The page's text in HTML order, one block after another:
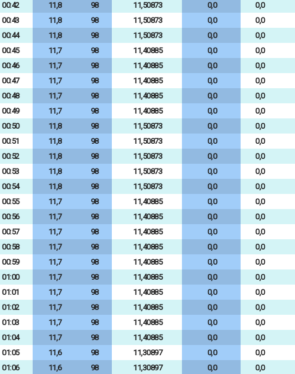
00:42 11,8 98 11,50873 0,0 0,0
00:43 11,8 98 11,50873 0,0 0,0
00:44 11,8 98 11,50873 0,0 0,0
00:45 11,7 98 11,40885 0,0 0,0
00:46 11,7 98 11,40885 0,0 0,0
00:47 11,7 98 11,40885 0,0 0,0
00:48 11,7 98 11,40885 0,0 0,0
00:49 11,7 98 11,40885 0,0 0,0
00:50 11,8 98 11,50873 0,0 0,0
00:51 11,8 98 11,50873 0,0 0,0
00:52 11,8 98 11,50873 0,0 0,0
00:53 11,8 98 11,50873 0,0 0,0
00:54 11,8 98 11,50873 0,0 0,0
00:55 11,7 98 11,40885 0,0 0,0
00:56 11,7 98 11,40885 0,0 0,0
00:57 11,7 98 11,40885 0,0 0,0
00:58 11,7 98 11,40885 0,0 0,0
00:59 11,7 98 11,40885 0,0 0,0
01:00 11,7 98 11,40885 0,0 0,0
01:01 11,7 98 11,40885 0,0 0,0
01:02 11,7 98 11,40885 0,0 0,0
01:03 11,7 98 11,40885 0,0 0,0
01:04 11,7 98 11,40885 0,0 0,0
01:05 11,6 98 11,30897 0,0 0,0
01:06 11,6 98 11,30897 0,0 0,0